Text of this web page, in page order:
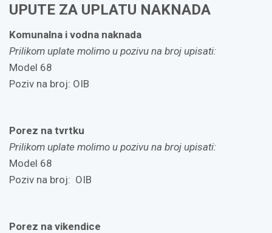
UPUTE ZA UPLATU NAKNADA
Komunalna i vodna naknada
Prilikom uplate molimo u pozivu na broj upisati:
Model 68
Poziv na broj: OIB
Porez na tvrtku
Prilikom uplate molimo u pozivu na broj upisati:
Model 68
Poziv na broj: OIB
Porez na vikendice